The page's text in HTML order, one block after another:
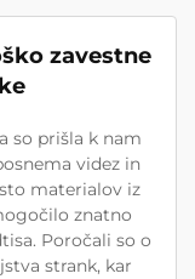
zavestne
so prišla k nam
videz in
materialov iz
znatno
Poročali so o
strank, kar